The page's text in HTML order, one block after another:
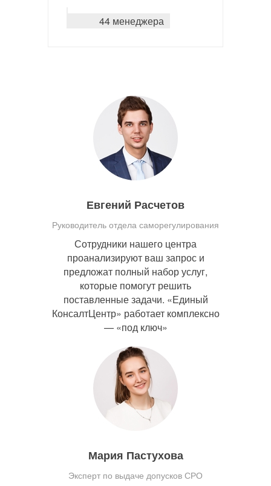
44 менеджера
Евгений Расчетов
Руководитель отдела саморегулирования
Сотрудники нашего центра
проанализируют ваш запрос и
предложат полный набор услуг,
которые помогут решить
поставленные задачи. «Единый
КонсалтЦентр» работает комплексно
— «под ключ»
Мария Пастухова
Эксперт по выдаче допусков СРО